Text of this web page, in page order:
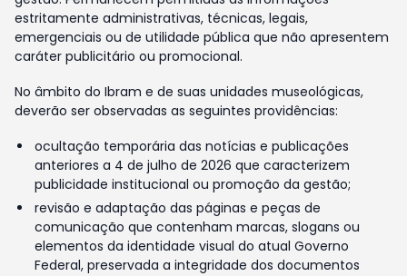
estritamente administrativas, técnicas, legais,
emergenciais ou de utilidade pública que não apresentem
caráter publicitário ou promocional.
No âmbito do Ibram e de suas unidades museológicas,
deverão ser observadas as seguintes providências:
ocultação temporária das notícias e publicações
anteriores a 4 de julho de 2026 que caracterizem
publicidade institucional ou promoção da gestão;
revisão e adaptação das páginas e peças de
comunicação que contenham marcas, slogans ou
elementos da identidade visual do atual Governo
Federal, preservada a integridade dos documentos